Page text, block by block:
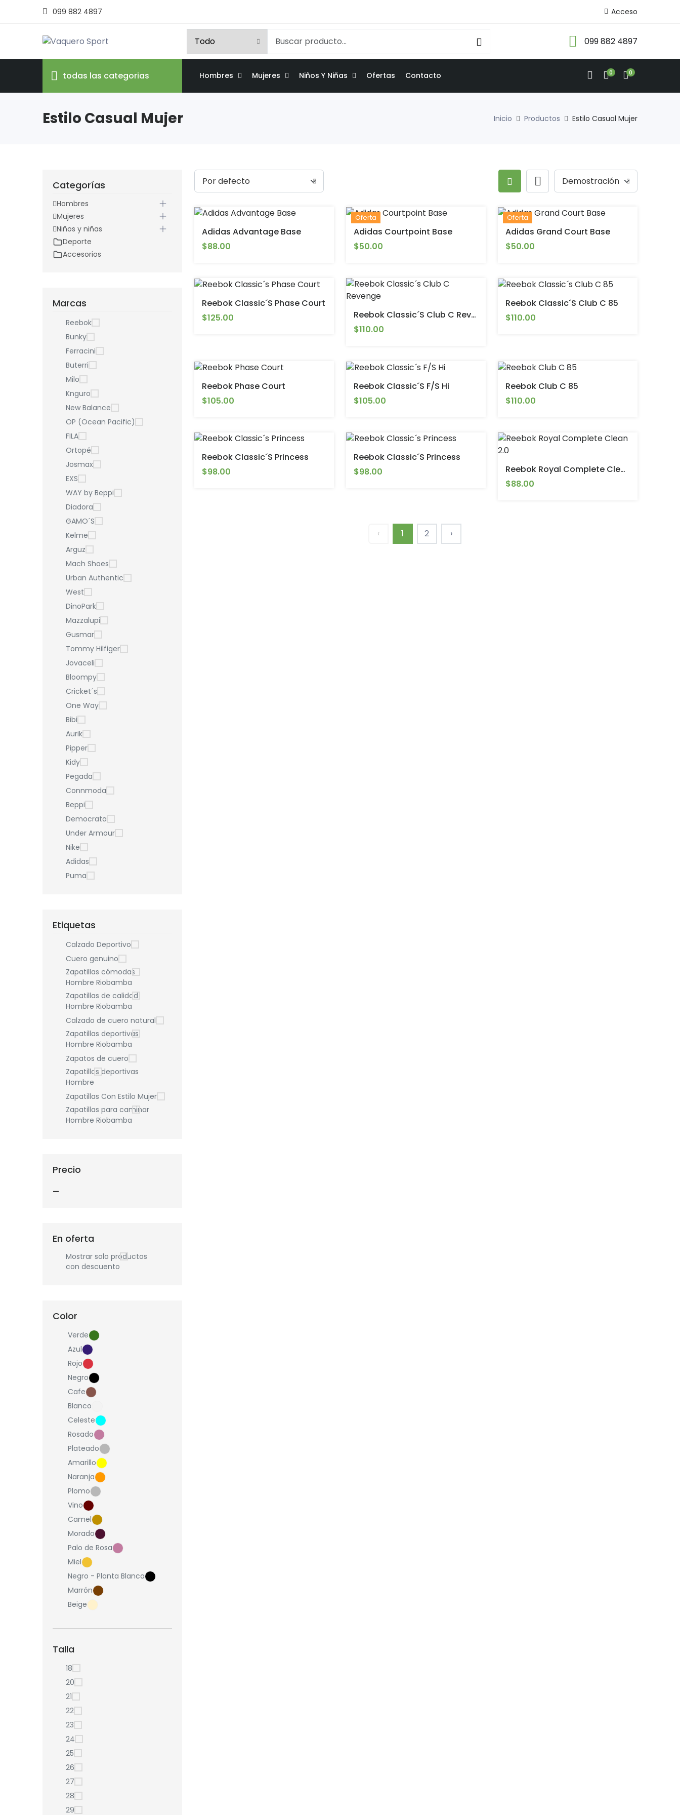
099 882 4897 Acceso
099 882 4897
todas las categorias Hombres Mujeres Niños Y Niñas Ofertas Contacto 0 0
Estilo Casual Mujer Inicio Productos Estilo Casual Mujer
Adidas Advantage Base
$88.00
Oferta
Adidas Courtpoint Base
$50.00
Oferta
Adidas Grand Court Base
$50.00
Reebok Classic´s Phase Court
$125.00
Reebok Classic´s Club C Revenge
$110.00
Reebok Classic´s Club C 85
$110.00
Reebok Phase Court
$105.00
Reebok Classic´s F/S Hi
$105.00
Reebok Club C 85
$110.00
Reebok Classic´s Princess
$98.00
Reebok Classic´s Princess
$98.00
Reebok Royal Complete Clean 2.0
$88.00
‹ 1 2 ›
Categorías
Hombres
Mujeres
Niños y niñas
Deporte
Accesorios
Marcas
Reebok
Bunky
Ferracini
Buterri
Milo
Knguro
New Balance
OP (Ocean Pacific)
FILA
Ortopé
Josmax
EXS
WAY by Beppi
Diadora
GAMO´S
Kelme
Arguz
Mach Shoes
Urban Authentic
West
DinoPark
Mazzalupi
Gusmar
Tommy Hilfiger
Jovaceli
Bloompy
Cricket´s
One Way
Bibi
Aurik
Pipper
Kidy
Pegada
Connmoda
Beppi
Democrata
Under Armour
Nike
Adidas
Puma
Etiquetas
Calzado Deportivo
Cuero genuino
Zapatillas cómodas
Hombre Riobamba
Zapatillas de calidad
Hombre Riobamba
Calzado de cuero natural
Zapatillas deportivas
Hombre Riobamba
Zapatos de cuero
Zapatillas deportivas
Hombre
Zapatillas Con Estilo Mujer
Zapatillas para caminar
Hombre Riobamba
Precio
—
En oferta
Mostrar solo productos
con descuento
Color
Verde
Azul
Rojo
Negro
Cafe
Blanco
Celeste
Rosado
Plateado
Amarillo
Naranja
Plomo
Vino
Camel
Morado
Palo de Rosa
Miel
Negro - Planta Blanca
Marrón
Beige
Talla
18
20
21
22
23
24
25
26
27
28
29